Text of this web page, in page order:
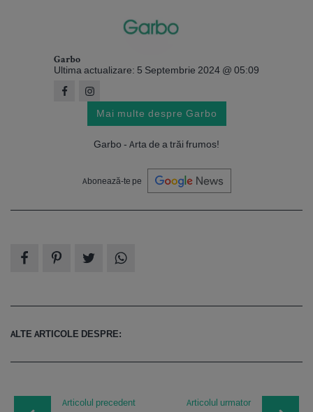
Garbo
Ultima actualizare: 5 Septembrie 2024 @ 05:09
Mai multe despre Garbo
Garbo - Arta de a trăi frumos!
Abonează-te pe
ALTE ARTICOLE DESPRE:
Articolul precedent Articolul urmator